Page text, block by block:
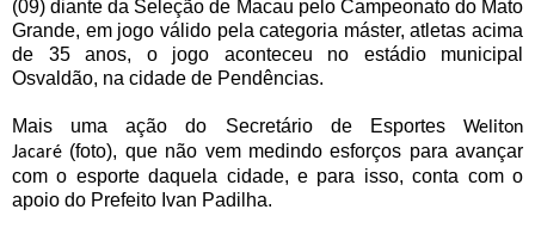
(09) diante da Seleção de Macau pelo Campeonato do Mato
Grande, em jogo válido pela categoria máster, atletas acima
de 35 anos, o jogo aconteceu no estádio municipal
Osvaldão, na cidade de Pendências.
Mais uma ação do Secretário de Esportes
Weliton
Jacaré (foto), que não vem medindo esforços para avançar
com o esporte daquela cidade, e para isso, conta com o
apoio do Prefeito Ivan Padilha.